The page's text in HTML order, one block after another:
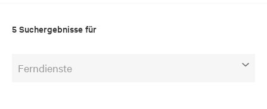
5 Suchergebnisse für
Ferndienste